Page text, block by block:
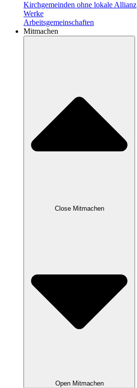
Kirchgemeinden ohne lokale Allianz
Werke
Arbeitsgemeinschaften
Mitmachen
Close Mitmachen
Open Mitmachen